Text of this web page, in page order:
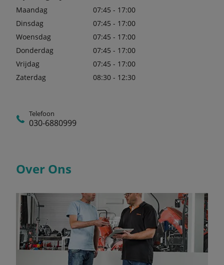
Maandag
07:45 - 17:00
Dinsdag
07:45 - 17:00
Woensdag
07:45 - 17:00
Donderdag
07:45 - 17:00
Vrijdag
07:45 - 17:00
Zaterdag
08:30 - 12:30
Telefoon
030-6880999
Over Ons